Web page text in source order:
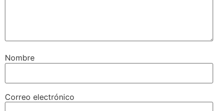
Nombre
Correo electrónico